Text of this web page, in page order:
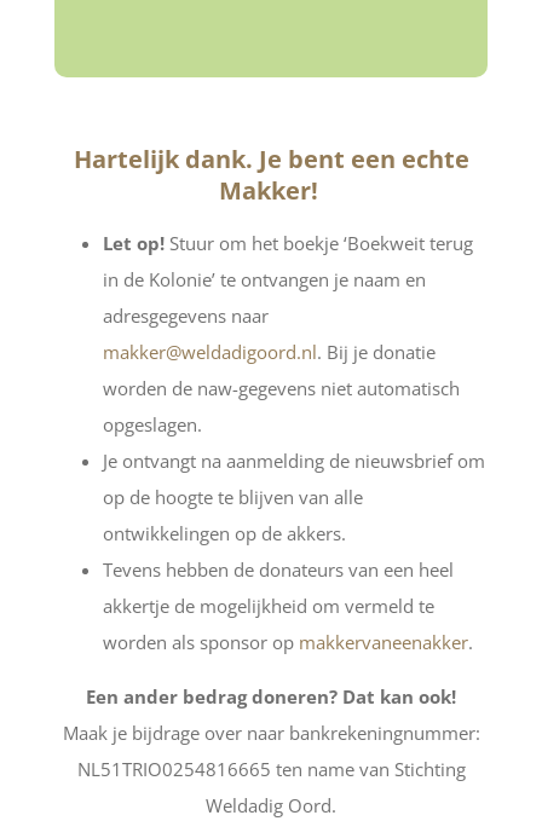
Hartelijk dank. Je bent een echte
Makker!
Let op!Stuur om het boekje ‘Boekweit terug
in de Kolonie’ te ontvangen je naam en
adresgegevens naar
makker@weldadigoord.nl. Bij je donatie
worden de naw-gegevens niet automatisch
opgeslagen.
Je ontvangt na aanmelding de nieuwsbrief om
op de hoogte te blijven van alle
ontwikkelingen op de akkers.
Tevens hebben de donateurs van een heel
akkertje de mogelijkheid om vermeld te
worden als sponsor op makkervaneenakker.
Een ander bedrag doneren? Dat kan ook!
Maak je bijdrage over naar bankrekeningnummer:
NL51TRIO0254816665 ten name van Stichting
Weldadig Oord.